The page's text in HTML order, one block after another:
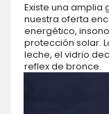
Existe una amplia
nuestra oferta
energético,
protección solar.
leche, el vidrio
reflex de bronce.